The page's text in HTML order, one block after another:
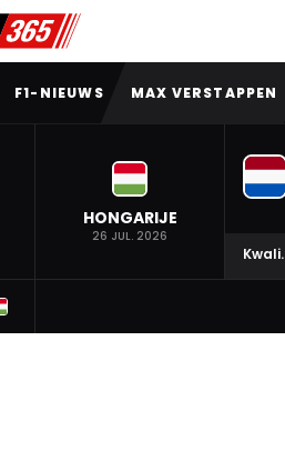
MENU
F1-NIEUWS MAX VERSTAPPEN
HONGARIJE
26 JUL. 2026
Kwali.